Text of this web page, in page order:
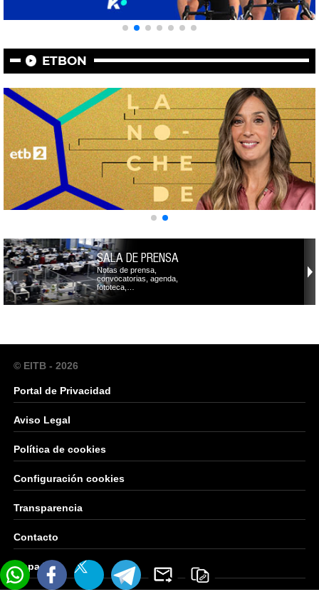
ETBON
SALA DE PRENSA
Notas de prensa,
convocatorias, agenda,
fototeca,…
© EITB - 2026
Portal de Privacidad
Aviso Legal
Política de cookies
Configuración cookies
Transparencia
Contacto
Mapa Web